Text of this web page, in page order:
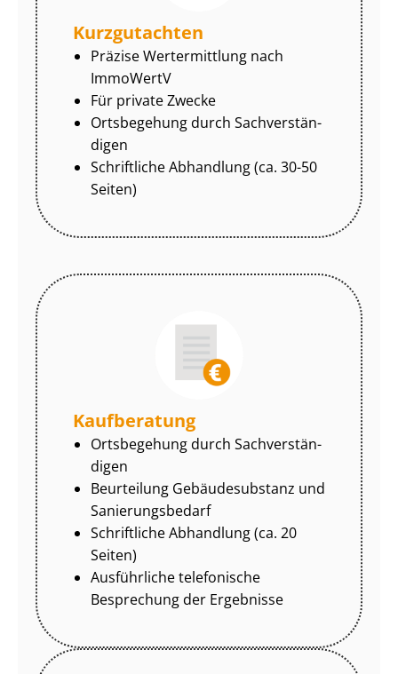
Kurzgutachten
Präzise Wertermittlung nach
ImmoWertV
Für private Zwecke
Ortsbegehung durch Sach­ver­stän­
di­gen
Schriftliche Abhandlung (ca. 30-50
Seiten)
Kaufberatung
Ortsbegehung durch Sach­ver­stän­
di­gen
Beurteilung Gebäudesubstanz und
Sa­nie­rungs­be­darf
Schriftliche Abhandlung (ca. 20
Seiten)
Ausführliche telefonische
Besprechung der Ergebnisse